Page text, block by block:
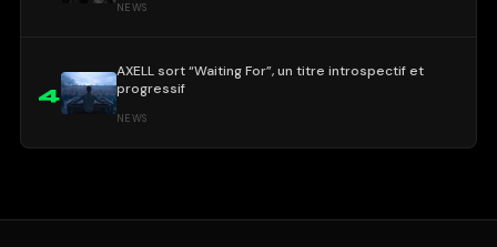
NEWS
4
AXELL sort “Waiting For”, un titre introspectif et
progressif
NEWS